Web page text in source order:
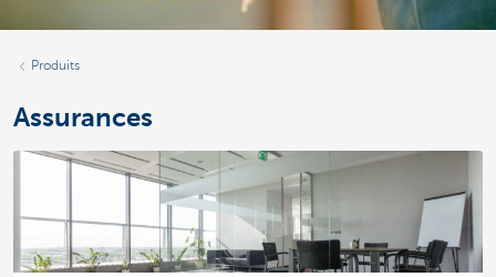
Produits
Assurances